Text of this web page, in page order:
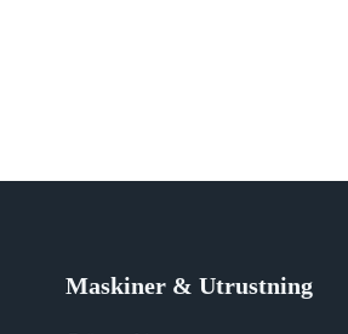
Maskiner & Utrustning